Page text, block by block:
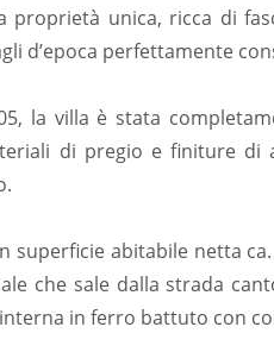
proprietà unica, ricca di
d’epoca perfettamente
la villa è stata
di pregio e finiture
superficie abitabile netta
che sale dalla strada
in ferro battuto con